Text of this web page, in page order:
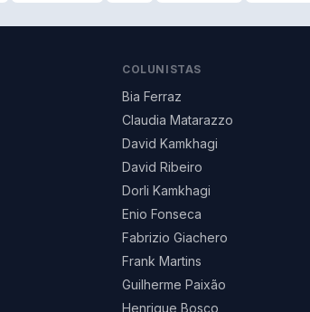
COLUNISTAS
Bia Ferraz
Claudia Matarazzo
David Kamkhagi
David Ribeiro
Dorli Kamkhagi
Enio Fonseca
Fabrizio Giachero
Frank Martins
Guilherme Paixão
Henrique Bosco